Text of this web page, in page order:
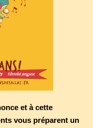
et à cette
vous préparent un